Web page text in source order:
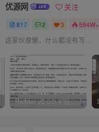
优源网 关注
817 2 3 594W+
这家伙很懒，什么都没有写...
Reader v2.0.0.4 极简小说阅读器支持导入在线及离线书源